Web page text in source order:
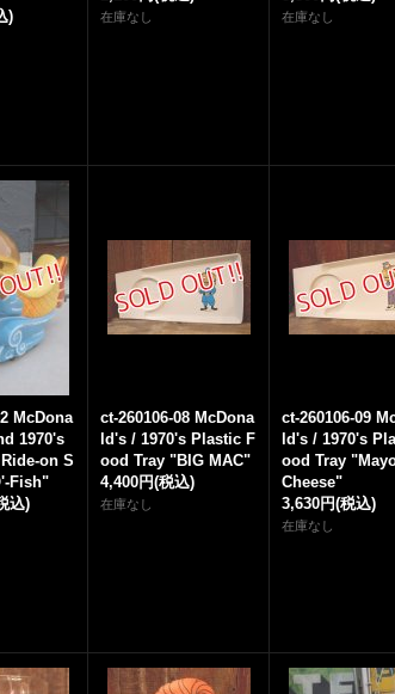
) 在庫なし 在庫なし
McDona
1970's
on S
Fish"
込)
ct-260106-08 McDona
ld's / 1970's Plastic F
ood Tray "BIG MAC"
4,400円(税込)
在庫なし
ct-260106-09
ld's / 1970's
ood Tray
Cheese"
3,630円(税込)
在庫なし